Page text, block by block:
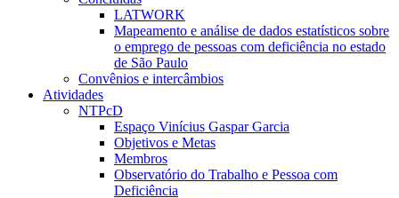
LATWORK
Mapeamento e análise de dados estatísticos sobre
o emprego de pessoas com deficiência no estado
de São Paulo
Convênios e intercâmbios
Atividades
NTPcD
Espaço Vinícius Gaspar Garcia
Objetivos e Metas
Membros
Observatório do Trabalho e Pessoa com
Deficiência